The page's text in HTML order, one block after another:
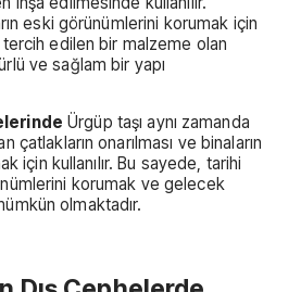
eski görünümlerini korumak için
tercih edilen bir malzeme olan
ve sağlam bir yapı
Ürgüp taşı aynı zamanda
çatlakların onarılması ve binaların
için kullanılır. Bu sayede, tarihi
korumak ve gelecek
olmaktadır.